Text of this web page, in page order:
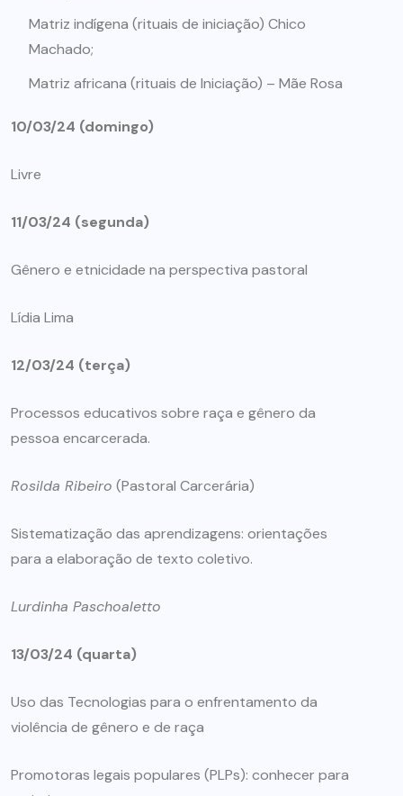
Matriz indígena (rituais de iniciação) Chico
Machado;
Matriz africana (rituais de Iniciação) – Mãe Rosa
10/03/24 (domingo)
Livre
11/03/24 (segunda)
Gênero e etnicidade na perspectiva pastoral
Lídia Lima
12/03/24 (terça)
Processos educativos sobre raça e gênero da
pessoa encarcerada.
Rosilda Ribeiro (Pastoral Carcerária)
Sistematização das aprendizagens: orientações
para a elaboração de texto coletivo.
Lurdinha Paschoaletto
13/03/24 (quarta)
Uso das Tecnologias para o enfrentamento da
violência de gênero e de raça
Promotoras legais populares (PLPs): conhecer para